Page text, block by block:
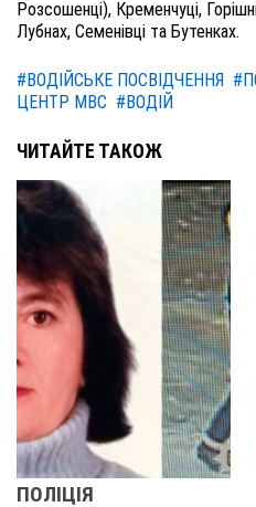
Розсошенці), Кременчуці,
Лубнах, Семенівці та Бутенках.
#ВОДІЙСЬКЕ ПОСВІДЧЕННЯ
ЦЕНТР МВС #ВОДІЙ
ЧИТАЙТЕ ТАКОЖ